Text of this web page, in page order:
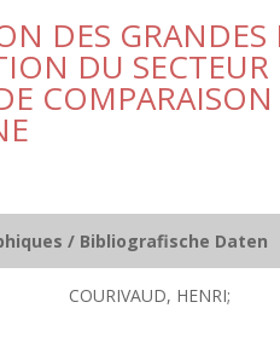
DES
DU
/ Bibliografische Daten
COURIVAUD, HENRI;